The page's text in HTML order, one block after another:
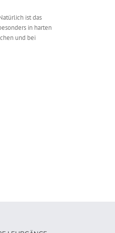
ist das
in harten
und bei